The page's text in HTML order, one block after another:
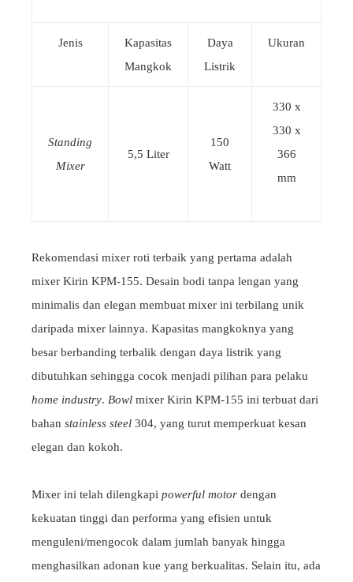
Jenis
Kapasitas
Mangkok
Daya
Listrik
Ukuran
Standing
Mixer
5,5 Liter
150
Watt
330 x
330 x
366
mm
Rekomendasi mixer roti terbaik yang pertama adalah
mixer Kirin KPM-155. Desain bodi tanpa lengan yang
minimalis dan elegan membuat mixer ini terbilang unik
daripada mixer lainnya. Kapasitas mangkoknya yang
besar berbanding terbalik dengan daya listrik yang
dibutuhkan sehingga cocok menjadi pilihan para pelaku
home industry. Bowl mixer Kirin KPM-155 ini terbuat dari
bahan stainless steel 304, yang turut memperkuat kesan
elegan dan kokoh.
Mixer ini telah dilengkapi powerful motor dengan
kekuatan tinggi dan performa yang efisien untuk
menguleni/mengocok dalam jumlah banyak hingga
menghasilkan adonan kue yang berkualitas. Selain itu, ada